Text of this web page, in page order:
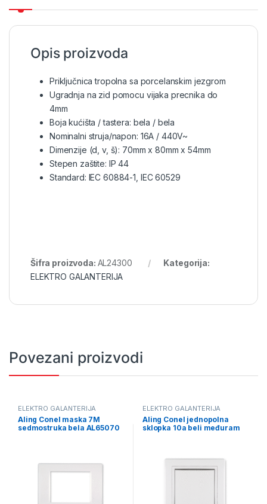
Opis proizvoda
Priključnica tropolna sa porcelanskim jezgrom
Ugradnja na zid pomocu vijaka precnika do
4mm
Boja kućišta / tastera: bela / bela
Nominalni struja/napon: 16A / 440V~
Dimenzije (d, v, š): 70mm x 80mm x 54mm
Stepen zaštite: IP 44
Standard: IEC 60884-1, IEC 60529
Šifra proizvoda: AL24300
Kategorija:
ELEKTRO GALANTERIJA
Povezani proizvodi
ELEKTRO GALANTERIJA
Aling Conel maska 7M
sedmostruka bela AL65070
ELEKTRO GALANTERIJA
Aling Conel jednopolna
sklopka 10a beli međuram